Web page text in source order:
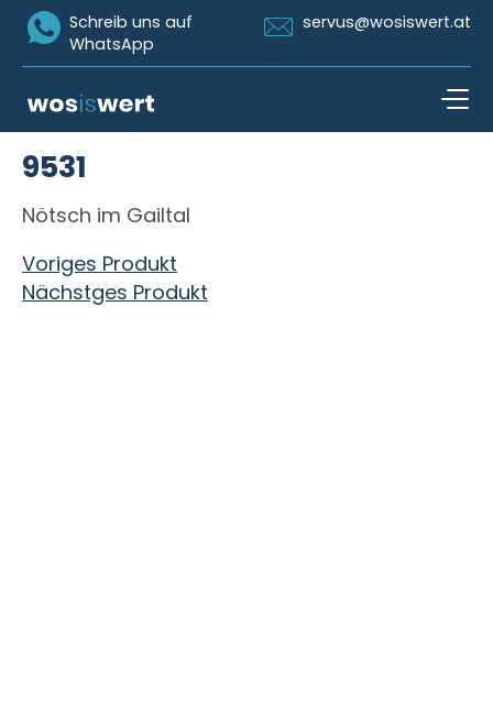
Icon Whatsapp
Schreib uns auf
WhatsApp
Icon Email
servus@wosiswert.at
9531
Nötsch im Gailtal
Beitragsnavigation
Voriges Produkt
Nächstges Produkt